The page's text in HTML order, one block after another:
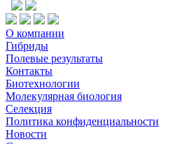
О компании
Гибриды
Полевые результаты
Контакты
Биотехнологии
Молекулярная биология
Селекция
Политика конфиденциальности
Новости